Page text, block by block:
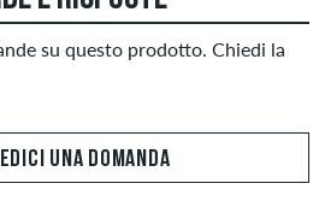
su questo prodotto. Chiedi la
UNA DOMANDA